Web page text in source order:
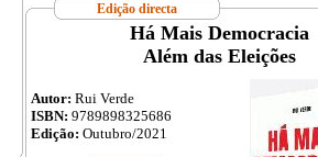
Edição directa
Há Mais Democracia
Além das Eleições
Autor: Rui Verde
ISBN: 9789898325686
Edição: Outubro/2021